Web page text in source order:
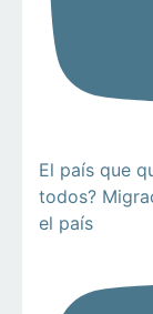
El país que
todos?
el país